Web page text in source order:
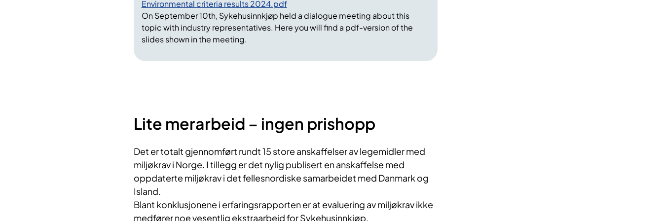
where the new environmental requirements have been included
have been carried out in Norway. In addition, there is currently an
ongoing procurement with such requirements in the common
Nor have the requirements resulted in price increases for the
medicines.
– For instance, in one of the completed procurements, we ended
up with price decreases, reducing our costs with NOK 90 million
per year compared to the previous contract. But it may be that
the decrease would have been slightly greater without the
environmental criteria included, says Monsen.
Environmental criteria results 2024.pdf
On September 10th, Sykehusinnkjøp held a dialogue meeting about this
topic with industry representatives. Here you will find a pdf-version of the
slides shown in the meeting.
Lite merarbeid – ingen prishopp
Det er totalt gjennomført rundt 15 store anskaffelser av legemidler med
miljøkrav i Norge. I tillegg er det nylig publisert en anskaffelse med
oppdaterte miljøkrav i det fellesnordiske samarbeidet med Danmark og
Island.
Blant konklusjonene i erfaringsrapporten er at evaluering av miljøkrav ikke
medfører noe vesentlig ekstraarbeid for Sykehusinnkjøp.